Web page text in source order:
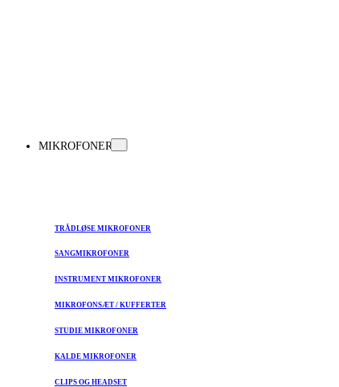
MIKROFONER
TRÅDLØSE MIKROFONER
SANGMIKROFONER
INSTRUMENT MIKROFONER
MIKROFONSÆT / KUFFERTER
STUDIE MIKROFONER
KALDE MIKROFONER
CLIPS OG HEADSET